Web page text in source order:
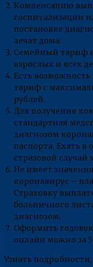
Компенсацию
госпитализации
постановке
лечат дома.
Семейный тариф
взрослых и всех
Есть
тариф с
рублей.
Для получения
стандартная
диагнозом
паспорта. Ехать
стразовой
Не имеет
коронавирус –
Страховку
больничного
диагнозом.
Оформить
онлайн можно за
Узнать